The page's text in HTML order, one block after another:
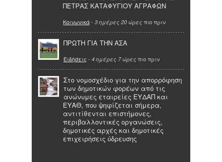
ΠΕΤΡΑΣ ΚΑΤΑΦΥΓΙΟΥ ΑΓΡΑΦΩΝ
Κοινωνικά- 3 ημέρες 20 ώρες πιο πριν
ΠΡΩΤΗ ΓΙΑ ΤΗΝ ΑΣΑ
Ειδήσεις - 4 ημέρες 7 ώρες πιο πριν
Στο νομοσχέδιο για την απορρόφηση
των δημοτικών φορέων από τις
ανώνυμες εταιρείες ΕΥΔΑΠ και
ΕΥΑΘ, που ψηφίζεται σήμερα,
αντιτίθενται επιστήμονες,
περιβαλλοντικές οργανώσεις,
δημοτικές αρχές και δημοτικές
επιχειρήσεις ύδρευσης